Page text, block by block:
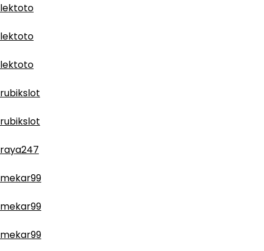
lektoto
lektoto
lektoto
rubikslot
rubikslot
raya247
mekar99
mekar99
mekar99